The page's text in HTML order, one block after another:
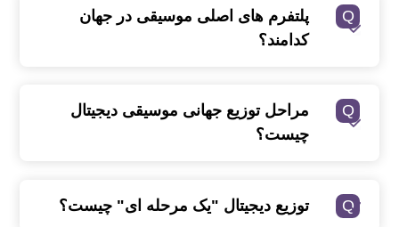
Q
پلتفرم های اصلی موسیقی در جهان
کدامند؟
Q
مراحل توزیع جهانی موسیقی دیجیتال
چیست؟
Q توزیع دیجیتال "یک مرحله ای" چیست؟